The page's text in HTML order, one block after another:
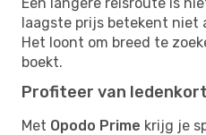
laagste prijs betekent niet
Het loont om breed te
boekt.
Profiteer van
Met Opodo Prime krijg je